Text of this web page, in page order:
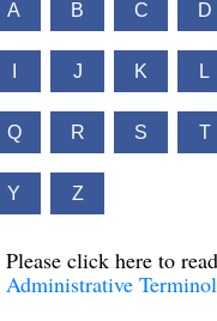
A B C D
J K L
Q R S T
Y Z
Please click here to
Administrative